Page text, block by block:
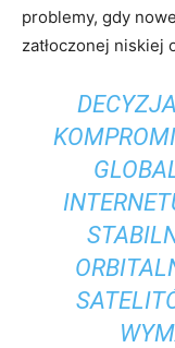
problemy, gdy
zatłoczonej niskiej